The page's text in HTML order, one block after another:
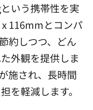
いう携帯性を実
116mmとコンパ
約しつつ、どん
外観を提供しま
施され、長時間
を軽減します。